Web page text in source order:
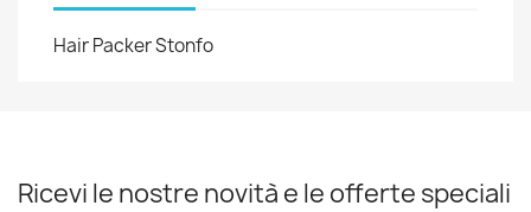
Hair Packer Stonfo
Ricevi le nostre novità e le offerte speciali